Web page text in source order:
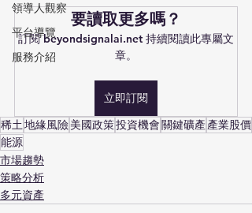
領導人觀察
平台導覽
服務介紹
要讀取更多嗎？
訂閱 beyondsignalai.net 持續閱讀此專屬文
章。
立即訂閱
稀土地緣風險美國政策投資機會關鍵礦產產業股價
能源
市場趨勢
策略分析
多元資產